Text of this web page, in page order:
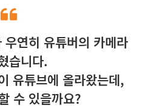
연히 유튜버의 카메라
습니다.
유튜브에 올라왔는데,
수 있을까요?